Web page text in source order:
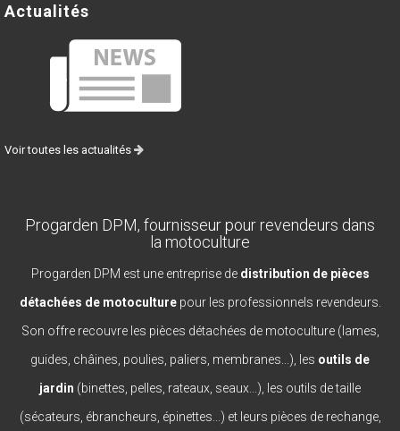
Actualités
Voir toutes les actualités
Progarden DPM, fournisseur pour revendeurs dans
la motoculture
Progarden DPM est une entreprise de distribution de pièces
détachées de motoculturepour les professionnels revendeurs.
Son offre recouvre les pièces détachées de motoculture (lames,
guides, châines, poulies, paliers, membranes...), les outils de
jardin (binettes, pelles, rateaux, seaux...), les outils de taille
(sécateurs, ébrancheurs, épinettes...) et leurs pièces de rechange,